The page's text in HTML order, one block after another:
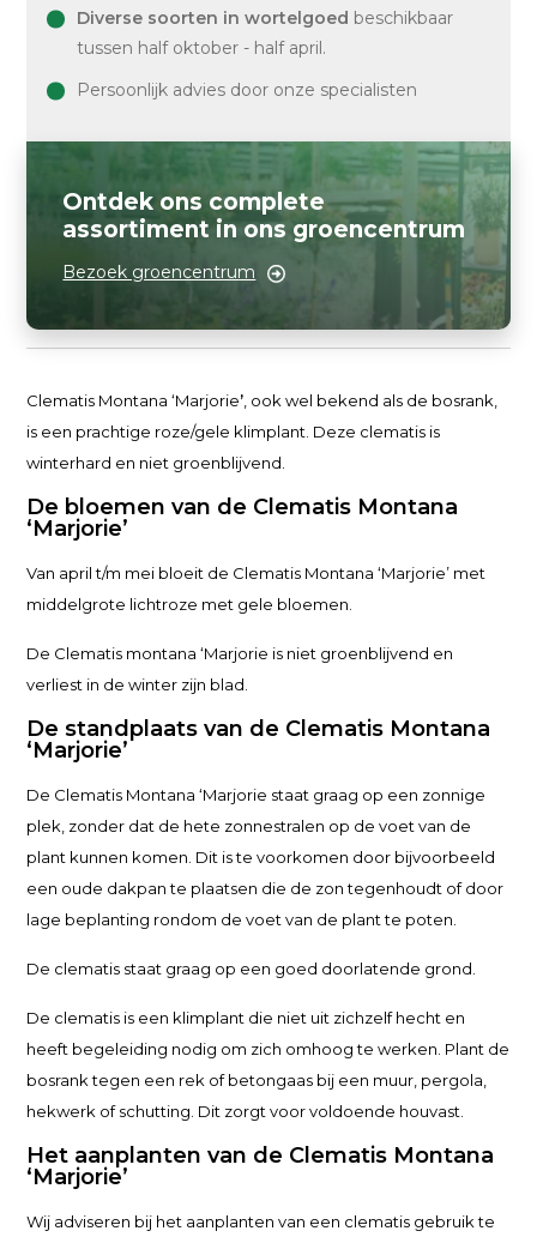
Diverse soorten in wortelgoed beschikbaar
tussen half oktober - half april.
Persoonlijk advies door onze specialisten
Ontdek ons complete
assortiment in ons groencentrum
Bezoek groencentrum
Clematis Montana ‘Marjorie’ , ook wel bekend als de bosrank,
is een prachtige roze/gele klimplant. Deze clematis is
winterhard en niet groenblijvend.
De bloemen van de Clematis Montana
‘Marjorie’
Van april t/m mei bloeit de Clematis Montana ‘Marjorie’ met
middelgrote lichtroze met gele bloemen.
De Clematis montana ‘Marjorie is niet groenblijvend en
verliest in de winter zijn blad.
De standplaats van de Clematis Montana
‘Marjorie’
De Clematis Montana ‘Marjorie staat graag op een zonnige
plek, zonder dat de hete zonnestralen op de voet van de
plant kunnen komen. Dit is te voorkomen door bijvoorbeeld
een oude dakpan te plaatsen die de zon tegenhoudt of door
lage beplanting rondom de voet van de plant te poten.
De clematis staat graag op een goed doorlatende grond.
De clematis is een klimplant die niet uit zichzelf hecht en
heeft begeleiding nodig om zich omhoog te werken. Plant de
bosrank tegen een rek of betongaas bij een muur, pergola,
hekwerk of schutting. Dit zorgt voor voldoende houvast.
Het aanplanten van de Clematis Montana
‘Marjorie’
Wij adviseren bij het aanplanten van een clematis gebruik te